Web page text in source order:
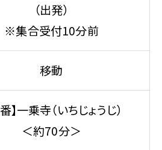
（出発）
※集合受付10分前
移動
】一乗寺（いちじょうじ）
＜約70分＞